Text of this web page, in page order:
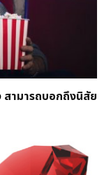
สามารถบอกถึงนิสัย